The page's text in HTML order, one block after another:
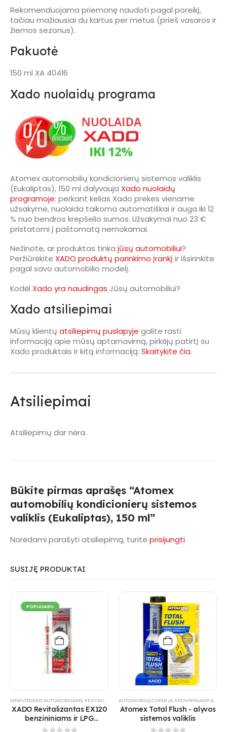
Rekomenduojama priemonę naudoti pagal poreikį,
tačiau mažiausiai du kartus per metus (prieš vasaros ir
žiemos sezonus).
Pakuotė
150 ml XA 40416
Xado nuolaidų programa
Atomex automobilių kondicionierų sistemos valiklis
(Eukaliptas), 150 ml dalyvauja Xado nuolaidų
programoje: perkant kelias Xado prekes viename
užsakyme, nuolaida taikoma automatiškai ir auga iki 12
% nuo bendros krepšelio sumos. Užsakymai nuo 23 €
pristatomi į paštomatą nemokamai.
Nežinote, ar produktas tinka jūsų automobiliui?
Peržiūrėkite XADO produktų parinkimo įrankį ir išsirinkite
pagal savo automobilio modelį.
Kodėl Xado yra naudingas Jūsų automobiliui?
Xado atsiliepimai
Mūsų klientų atsiliepimų puslapyje galite rasti
informaciją apie mūsų aptarnavimą, pirkėjų patirtį su
Xado produktais ir kitą informaciją. Skaitykite čia.
Atsiliepimai
Atsiliepimų dar nėra.
Būkite pirmas aprašęs “Atomex
automobilių kondicionierų sistemos
valiklis (Eukaliptas), 150 ml”
Norėdami parašyti atsiliepimą, turite prisijungti.
SUSIJĘ PRODUKTAI
POPULIARU
LENGVIESIEMS AUTOMOBILIAMS, REVITALIZANTAI ,VARIKLIUI,VISUREIGIAMS,XADO PRODUKTAI
XADO Revitalizantas EX120
benzininiams ir LPG
varikliams
AUTOMOBILIŲ CHEMIJA, KROVININIAMS AUTOMOBILIAMS
Atomex Total Flush - alyvos
sistemos valiklis